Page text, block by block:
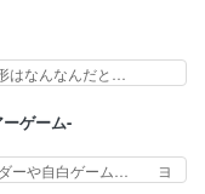
めに役割を超越する
のお陰で他の勇者達も
タバコを生産… ここう
ってくれて… おかし
の陰に支配… ヤクねこ
なくなっ… 普段は選別
んか今日はかなり一
週と比べてまだまとも
形はなんなんだと…
継承されている… ダラ
の話やはりダ… ダラさ
ろしいは人… 第５話感
の礼とし… 第５話感
ゲーム-
ダーや自白ゲーム… ヨ